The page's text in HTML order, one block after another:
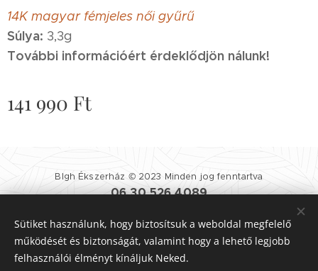
14K magyar fémjeles női gyűrű
Súlya: 3,3g
További információért érdeklődjön nálunk!
141 990 Ft
Blgh Ékszerház © 2023 Minden jog fenntartva
06 30 526 4089
Felhasználási Feltételek Adatvédelmi Szabályzat
Sütiket használunk, hogy biztosítsuk a weboldal megfelelő
működését és biztonságát, valamint hogy a lehető legjobb
felhasználói élményt kínáljuk Neked.